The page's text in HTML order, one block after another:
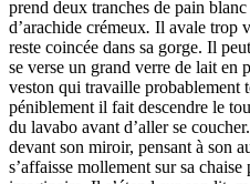
prend deux tranches de pain
d’arachide crémeux. Il avale trop
reste coincée dans sa gorge. Il
se verse un grand verre de lait en
veston qui travaille probablement
péniblement il fait descendre le
du lavabo avant d’aller se
devant son miroir, pensant à son
s’affaisse mollement sur sa chaise